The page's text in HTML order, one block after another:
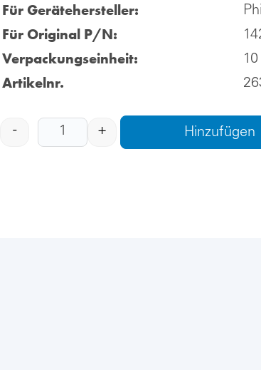
Für Gerätehersteller:
Für Original P/N:
Verpackungseinheit: 10
Artikelnr.
- + Hinzufügen